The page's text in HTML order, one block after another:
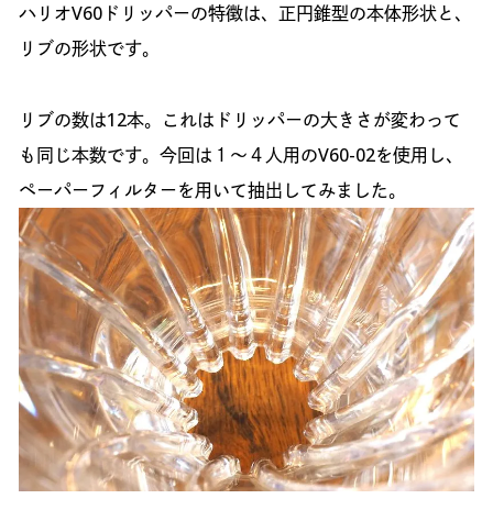
ハリオV60ドリッパーの特徴は、正円錐型の本体形状と、
リブの形状です。
リブの数は12本。これはドリッパーの大きさが変わって
も同じ本数です。今回は１〜４人用のV60-02を使用し、
ペーパーフィルターを用いて抽出してみました。